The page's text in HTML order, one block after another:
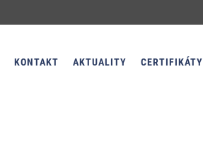
KONTAKT AKTUALITY CERTIFIKÁTY